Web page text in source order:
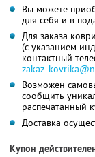
Вы можете
для себя и в
Для заказа
(с указанием
контактный
Возможен
сообщить
распечатанный
Доставка
Купон